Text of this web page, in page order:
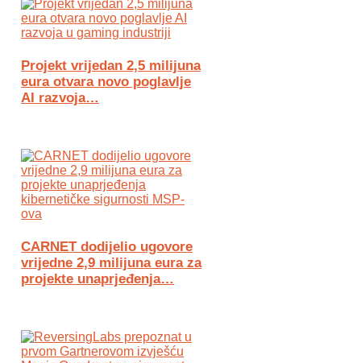
Projekt vrijedan 2,5 milijuna
eura otvara novo poglavlje
AI razvoja…
CARNET dodijelio ugovore
vrijedne 2,9 milijuna eura za
projekte unaprjeđenja…